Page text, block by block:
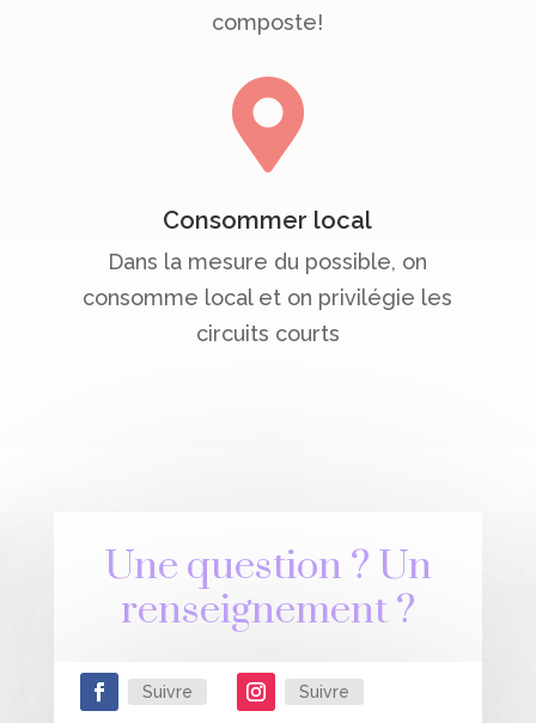
composte!

Consommer local
Dans la mesure du possible, on
consomme local et on privilégie les
circuits courts
Une question ? Un
renseignement ?
Suivre Suivre